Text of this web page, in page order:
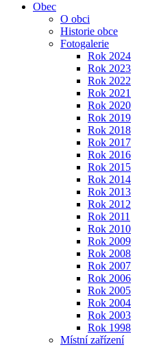
Obec
O obci
Historie obce
Fotogalerie
Rok 2024
Rok 2023
Rok 2022
Rok 2021
Rok 2020
Rok 2019
Rok 2018
Rok 2017
Rok 2016
Rok 2015
Rok 2014
Rok 2013
Rok 2012
Rok 2011
Rok 2010
Rok 2009
Rok 2008
Rok 2007
Rok 2006
Rok 2005
Rok 2004
Rok 2003
Rok 1998
Místní zařízení